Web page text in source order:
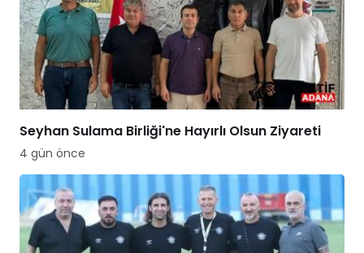
Seyhan Sulama Birliği'ne Hayırlı Olsun Ziyareti
4 gün önce